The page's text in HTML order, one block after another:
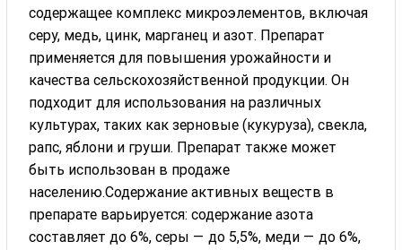
содержащее комплекс микроэлементов, включая
серу, медь, цинк, марганец и азот. Препарат
применяется для повышения урожайности и
качества сельскохозяйственной продукции. Он
подходит для использования на различных
культурах, таких как зерновые (кукуруза), свекла,
рапс, яблони и груши. Препарат также может
быть использован в продаже
населению.Содержание активных веществ в
препарате варьируется: содержание азота
составляет до 6%, серы — до 5,5%, меди — до 6%,